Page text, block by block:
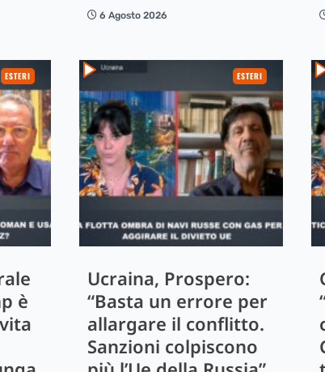
6 Agosto 2026
ESTERI
è
ESTERI
Ucraina, Prospero:
“Basta un errore per
allargare il conflitto.
Sanzioni colpiscono